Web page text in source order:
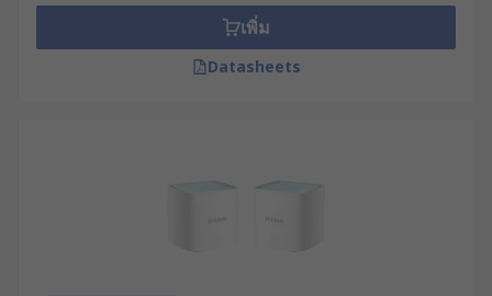
เราเตอร์กระจายสัญญาณ WiFi ทำงานด้วยหลักการ
สำคัญที่เรียกว่า "การค้นหาเส้นทาง" (Routing) ซึ่ง
เป็นกระบวนการตัดสินใจเลือกเส้นทางที่เหมาะสมที่สุด
เพิ่ม
Datasheets